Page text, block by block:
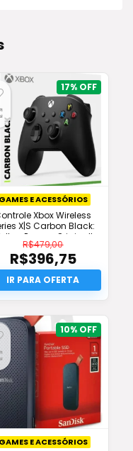
17%
GAMES E ACESSÓRIOS
Xbox Wireless
X|S Carbon Black:
Preço e Original!
R$479,00
O
preço
original
era:
R$479,00.
R$396,75
O
preço
atual
é:
R$396,75.
10%
GAMES E ACESSÓRIOS